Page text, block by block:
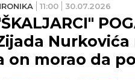
11:00 30.07.2026
on morao da